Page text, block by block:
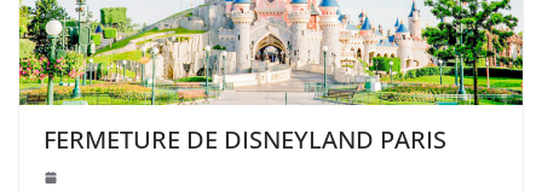
FERMETURE DE DISNEYLAND PARIS